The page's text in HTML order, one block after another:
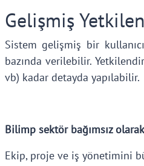
Gelişmiş
Sistem gelişmiş bir
bazında verilebilir.
vb) kadar detayda yapılabilir.
Bilimp sektör bağımsız
Ekip, proje ve iş yönetimini